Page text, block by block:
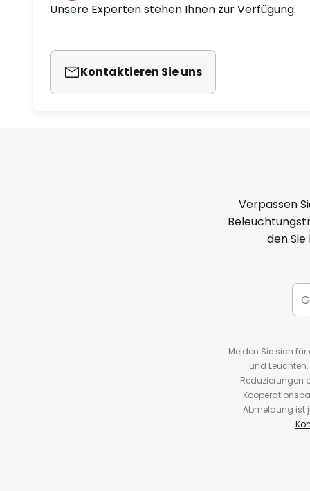
Unsere Experten stehen Ihnen zur Verfügung.
Kontaktieren Sie uns
Verpassen
den
Melden Sie sich
und
Reduzierungen
Abmeldung ist